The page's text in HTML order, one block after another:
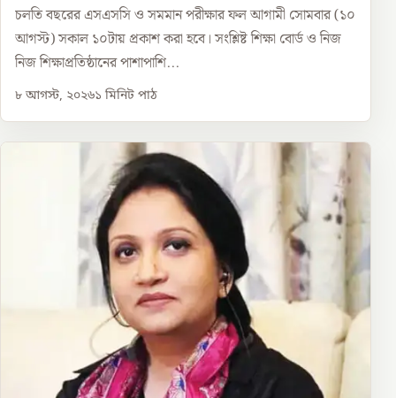
চলতি বছরের এসএসসি ও সমমান পরীক্ষার ফল আগামী সোমবার (১০
আগস্ট) সকাল ১০টায় প্রকাশ করা হবে। সংশ্লিষ্ট শিক্ষা বোর্ড ও নিজ
নিজ শিক্ষাপ্রতিষ্ঠানের পাশাপাশি...
৮ আগস্ট, ২০২৬১ মিনিট পাঠ